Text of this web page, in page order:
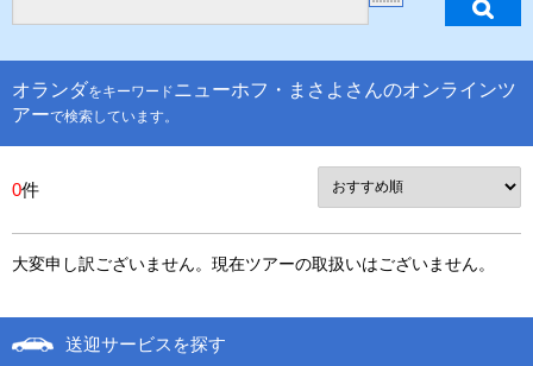
オランダをキーワードニューホフ・まさよさんのオンラインツ
アーで検索しています。
0件
大変申し訳ございません。現在ツアーの取扱いはございません。
送迎サービスを探す